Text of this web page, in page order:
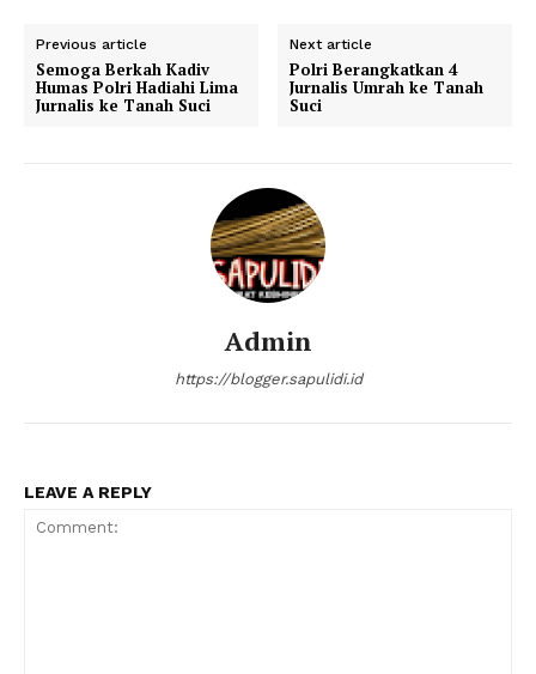
Previous article
Semoga Berkah Kadiv
Humas Polri Hadiahi Lima
Jurnalis ke Tanah Suci
Next article
Polri Berangkatkan 4
Jurnalis Umrah ke Tanah
Suci
Admin
https://blogger.sapulidi.id
LEAVE A REPLY